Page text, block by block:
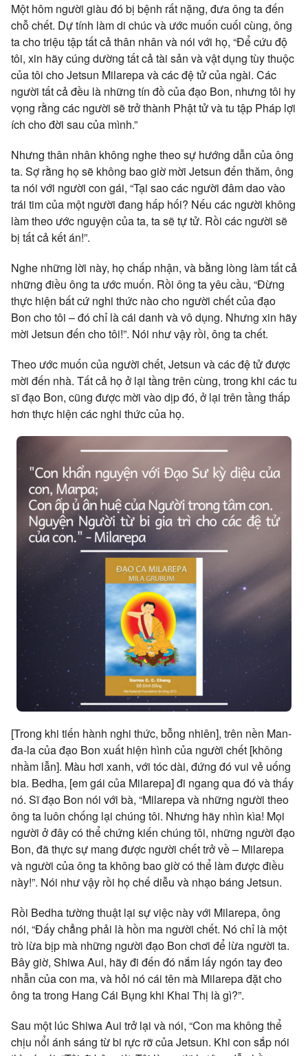
Một hôm người giàu đó bị bệnh rất nặng, đưa ông ta đến
chỗ chết. Dự tính làm di chúc và ước muốn cuối cùng, ông
ta cho triệu tập tất cả thân nhân và nói với họ, “Để cứu độ
tôi, xin hãy cúng dường tất cả tài sản và vật dụng tùy thuộc
của tôi cho Jetsun Milarepa và các đệ tử của ngài. Các
người tất cả đều là những tín đồ của đạo Bon, nhưng tôi hy
vọng rằng các người sẽ trở thành Phật tử và tu tập Pháp lợi
ích cho đời sau của mình.”
Nhưng thân nhân không nghe theo sự hướng dẫn của ông
ta. Sợ rằng họ sẽ không bao giờ mời Jetsun đến thăm, ông
ta nói với người con gái, “Tại sao các người đâm dao vào
trái tim của một người đang hấp hối? Nếu các người không
làm theo ước nguyện của ta, ta sẽ tự tử. Rồi các người sẽ
bị tất cả kết án!”.
Nghe những lời này, họ chấp nhận, và bằng lòng làm tất cả
những điều ông ta ước muốn. Rồi ông ta yêu cầu, “Đừng
thực hiện bất cứ nghi thức nào cho người chết của đạo
Bon cho tôi – đó chỉ là cái danh và vô dụng. Nhưng xin hãy
mời Jetsun đến cho tôi!”. Nói như vậy rồi, ông ta chết.
Theo ước muốn của người chết, Jetsun và các đệ tử được
mời đến nhà. Tất cả họ ở lại tầng trên cùng, trong khi các tu
sĩ đạo Bon, cũng được mời vào dịp đó, ở lại trên tầng thấp
hơn thực hiện các nghi thức của họ.
[Trong khi tiến hành nghi thức, bỗng nhiên], trên nền Man-
đa-la của đạo Bon xuất hiện hình của người chết [không
nhầm lẫn]. Màu hơi xanh, với tóc dài, đứng đó vui vẻ uống
bia. Bedha, [em gái của Milarepa] đi ngang qua đó và thấy
nó. Sĩ đạo Bon nói với bà, “Milarepa và những người theo
ông ta luôn chống lại chúng tôi. Nhưng hãy nhìn kìa! Mọi
người ở đây có thể chứng kiến chúng tôi, những người đạo
Bon, đã thực sự mang được người chết trở về – Milarepa
và người của ông ta không bao giờ có thể làm được điều
này!”. Nói như vậy rồi họ chế diễu và nhạo báng Jetsun.
Rồi Bedha tường thuật lại sự việc này với Milarepa, ông
nói, “Đấy chẳng phải là hồn ma người chết. Nó chỉ là một
trò lừa bịp mà những người đạo Bon chơi để lừa người ta.
Bây giờ, Shiwa Aui, hãy đi đến đó nắm lấy ngón tay đeo
nhẫn của con ma, và hỏi nó cái tên mà Milarepa đặt cho
ông ta trong Hang Cái Bụng khi Khai Thị là gì?”.
Sau một lúc Shiwa Aui trở lại và nói, “Con ma không thể
chịu nổi ánh sáng từ bi rực rỡ của Jetsun. Khi con sắp nói